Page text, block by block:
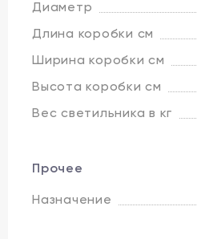
Диаметр
Длина коробки см
Ширина коробки см
Высота коробки см
Вес светильника в кг
Прочее
Назначение